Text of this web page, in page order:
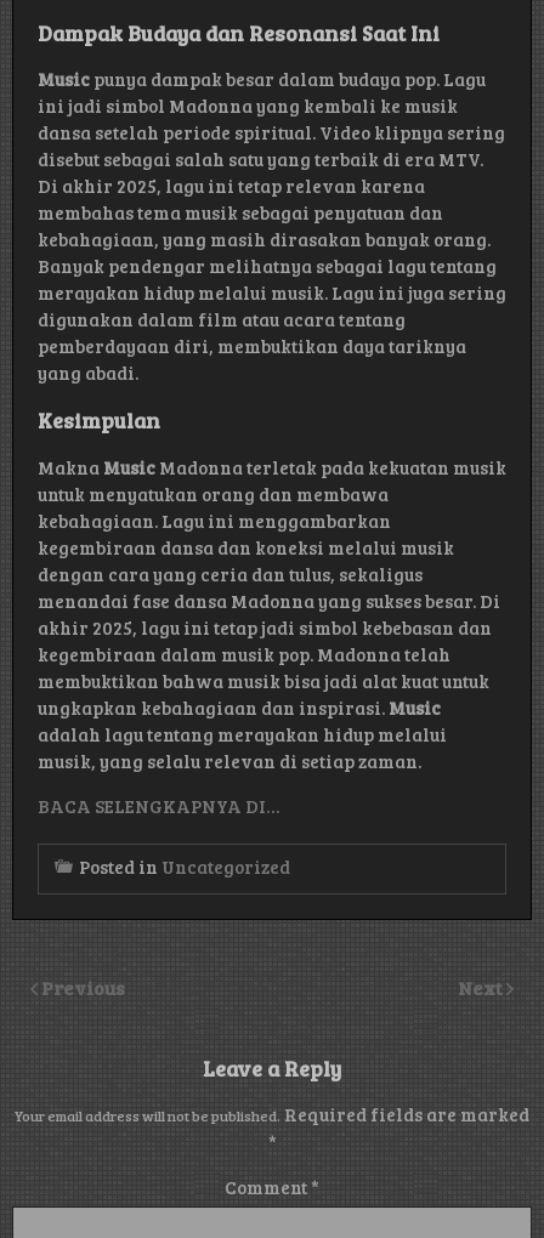
Dampak Budaya dan Resonansi Saat Ini
Music punya dampak besar dalam budaya pop. Lagu
ini jadi simbol Madonna yang kembali ke musik
dansa setelah periode spiritual. Video klipnya sering
disebut sebagai salah satu yang terbaik di era MTV.
Di akhir 2025, lagu ini tetap relevan karena
membahas tema musik sebagai penyatuan dan
kebahagiaan, yang masih dirasakan banyak orang.
Banyak pendengar melihatnya sebagai lagu tentang
merayakan hidup melalui musik. Lagu ini juga sering
digunakan dalam film atau acara tentang
pemberdayaan diri, membuktikan daya tariknya
yang abadi.
Kesimpulan
Makna Music Madonna terletak pada kekuatan musik
untuk menyatukan orang dan membawa
kebahagiaan. Lagu ini menggambarkan
kegembiraan dansa dan koneksi melalui musik
dengan cara yang ceria dan tulus, sekaligus
menandai fase dansa Madonna yang sukses besar. Di
akhir 2025, lagu ini tetap jadi simbol kebebasan dan
kegembiraan dalam musik pop. Madonna telah
membuktikan bahwa musik bisa jadi alat kuat untuk
ungkapkan kebahagiaan dan inspirasi. Music
adalah lagu tentang merayakan hidup melalui
musik, yang selalu relevan di setiap zaman.
BACA SELENGKAPNYA DI…
Posted in Uncategorized
Previous Next
Leave a Reply
Your email address will not be published. Required fields are marked
*
Comment *